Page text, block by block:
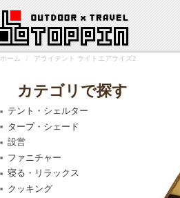
ホーム / アライテント ライトエアライズ2
カテゴリで探す
テント・シェルター
タープ・シェード
設営
ファニチャー
寝る・リラックス
クッキング